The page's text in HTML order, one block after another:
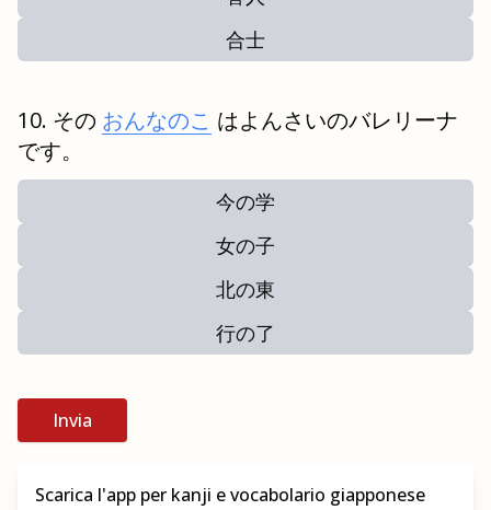
合士
その おんなのこ はよんさいのバレリーナ
です。
今の学
女の子
北の東
行の了
Invia
Scarica l'app per kanji e vocabolario giapponese